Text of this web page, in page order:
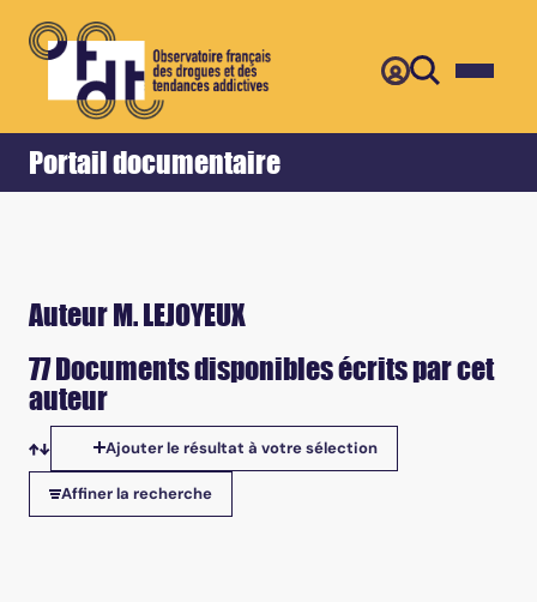
Portail documentaire
Accueil Retour
Auteur M. LEJOYEUX
77 Documents disponibles écrits par cet
auteur
Tris disponibles
Ajouter le résultat à votre sélection
Affiner la recherche